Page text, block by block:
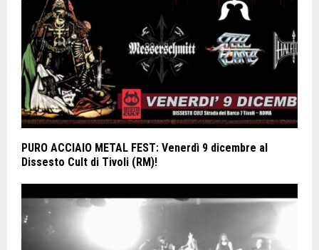
PURO ACCIAIO METAL FEST: Venerdì 9 dicembre al
Dissesto Cult di Tivoli (RM)!